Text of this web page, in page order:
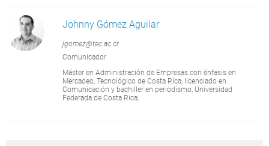
Johnny Gómez Aguilar
jgomez@tec.ac.cr
Comunicador
Máster en Administración de Empresas con énfasis en
Mercadeo, Tecnológico de Costa Rica; licenciado en
Comunicación y bachiller en periodismo, Universidad
Federada de Costa Rica.